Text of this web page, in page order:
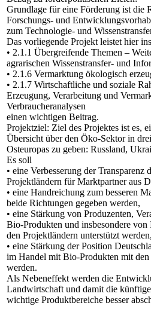
Grundlage für eine Förderung ist die
Forschungs- und
zum Technologie- und
Das vorliegende Projekt leistet hier
• 2.1.1 Übergreifende Themen –
agrarischen Wissenstransfer- und
• 2.1.6 Vermarktung ökologisch
• 2.1.7 Wirtschaftliche und soziale
Erzeugung, Verarbeitung und
Verbraucheranalysen
einen wichtigen Beitrag.
Projektziel: Ziel des Projektes ist es,
Übersicht über den Öko-Sektor in
Osteuropas zu geben: Russland,
Es soll
• eine Verbesserung der Transparenz
Projektländern für Marktpartner aus
• eine Handreichung zum besseren
beide Richtungen gegeben werden,
• eine Stärkung von Produzenten,
Bio-Produkten und insbesondere von
den Projektländern unterstützt werden,
• eine Stärkung der Position
im Handel mit Bio-Produkten mit
werden.
Als Nebeneffekt werden die
Landwirtschaft und damit die
wichtige Produktbereiche besser